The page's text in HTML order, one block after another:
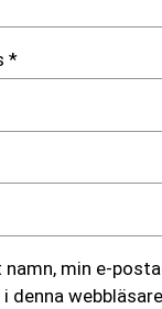
*
namn, min e-
denna